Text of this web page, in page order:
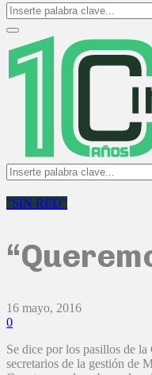
Search
for:
Primary
Menu
Search
for:
"SIN RED"
16 mayo, 2016
0
Se dice por los pasillos de
secretarios de la gestión de